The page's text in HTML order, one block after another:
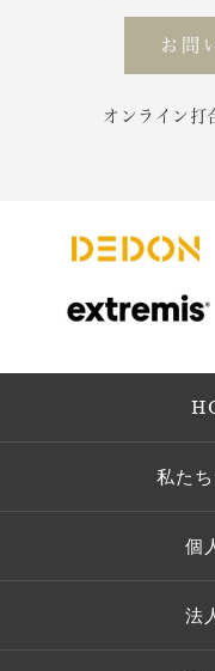
お問
オンライン打
私た
個
法